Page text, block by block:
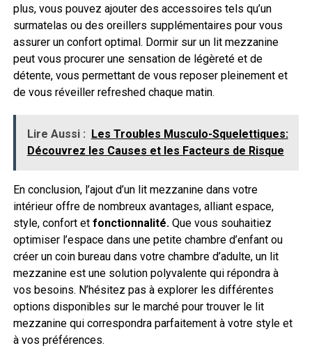
plus, vous pouvez ajouter des accessoires tels qu’un
surmatelas ou des oreillers supplémentaires pour vous
assurer un confort optimal. Dormir sur un lit mezzanine
peut vous procurer une sensation de légèreté et de
détente, vous permettant de vous reposer pleinement et
de vous réveiller refreshed chaque matin.
Lire Aussi :
Les Troubles Musculo-Squelettiques:
Découvrez les Causes et les Facteurs de Risque
En conclusion, l’ajout d’un lit mezzanine dans votre
intérieur offre de nombreux avantages, alliant espace,
style, confort et fonctionnalité.Que vous souhaitiez
optimiser l’espace dans une petite chambre d’enfant ou
créer un coin bureau dans votre chambre d’adulte, un lit
mezzanine est une solution polyvalente qui répondra à
vos besoins. N’hésitez pas à explorer les différentes
options disponibles sur le marché pour trouver le lit
mezzanine qui correspondra parfaitement à votre style et
à vos préférences.